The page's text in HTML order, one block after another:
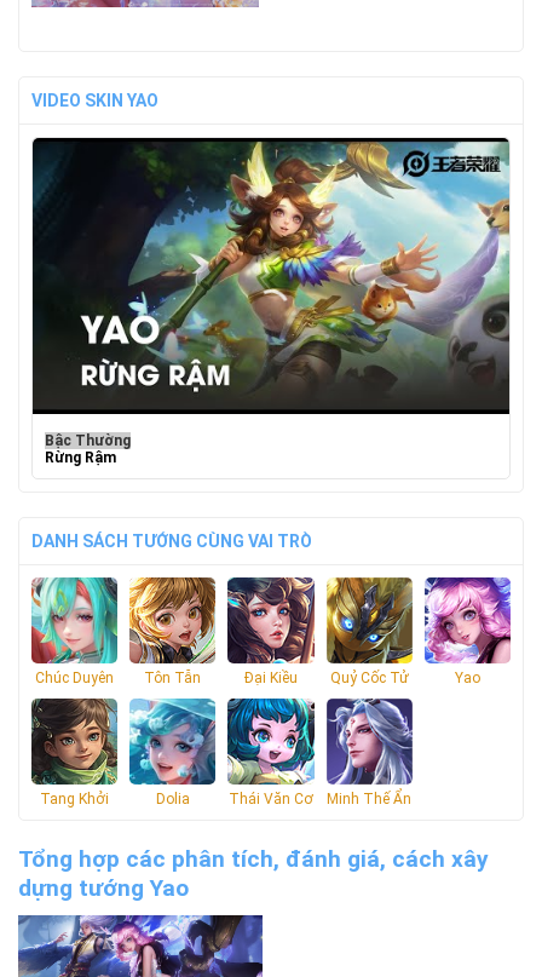
VIDEO SKIN YAO
Bậc Thường
Rừng Rậm
DANH SÁCH TƯỚNG CÙNG VAI TRÒ
Chúc Duyên Tôn Tẫn Đại Kiều Quỷ Cốc Tử Yao
Tang Khởi Dolia Thái Văn Cơ Minh Thế Ẩn
Tổng hợp các phân tích, đánh giá, cách xây
dựng tướng Yao